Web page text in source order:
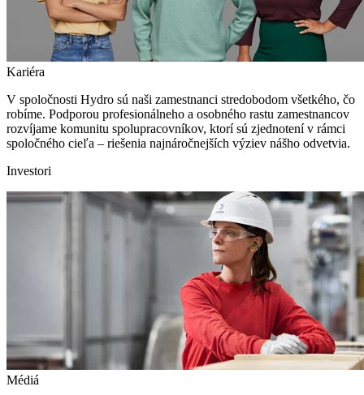
Kariéra
V spoločnosti Hydro sú naši zamestnanci stredobodom všetkého, čo
robíme. Podporou profesionálneho a osobného rastu zamestnancov
rozvíjame komunitu spolupracovníkov, ktorí sú zjednotení v rámci
spoločného cieľa – riešenia najnáročnejších výziev nášho odvetvia.
Investori
Médiá